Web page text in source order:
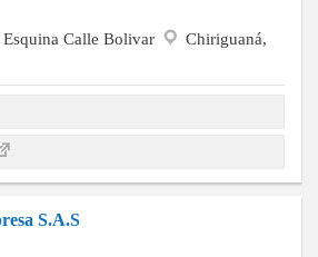
Calle Bolivar
Chiriguaná,
S.A.S